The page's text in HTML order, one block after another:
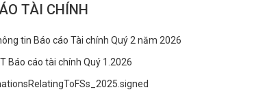
TÀI CHÍNH
tin Báo cáo Tài chính Quý 2 năm 2026
Báo cáo tài chính Quý 1.2026